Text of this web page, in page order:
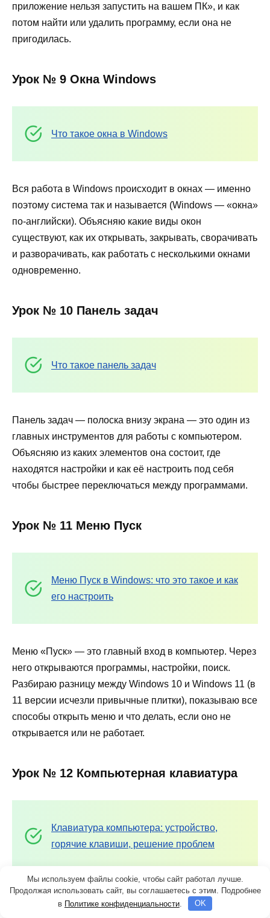
приложение нельзя запустить на вашем ПК», и как
потом найти или удалить программу, если она не
пригодилась.
Урок № 9 Окна Windows
Что такое окна в Windows
Вся работа в Windows происходит в окнах — именно
поэтому система так и называется (Windows — «окна»
по-английски). Объясняю какие виды окон
существуют, как их открывать, закрывать, сворачивать
и разворачивать, как работать с несколькими окнами
одновременно.
Урок № 10 Панель задач
Что такое панель задач
Панель задач — полоска внизу экрана — это один из
главных инструментов для работы с компьютером.
Объясняю из каких элементов она состоит, где
находятся настройки и как её настроить под себя
чтобы быстрее переключаться между программами.
Урок № 11 Меню Пуск
Меню Пуск в Windows: что это такое и как
его настроить
Меню «Пуск» — это главный вход в компьютер. Через
него открываются программы, настройки, поиск.
Разбираю разницу между Windows 10 и Windows 11 (в
11 версии исчезли привычные плитки), показываю все
способы открыть меню и что делать, если оно не
открывается или не работает.
Урок № 12 Компьютерная клавиатура
Клавиатура компьютера: устройство,
горячие клавиши, решение проблем
Рассказываю из каких клавиш состоит клавиатура и
Мы используем файлы cookie, чтобы сайт работал лучше.
Продолжая использовать сайт, вы соглашаетесь с этим. Подробнее
в Политике конфиденциальности. OK